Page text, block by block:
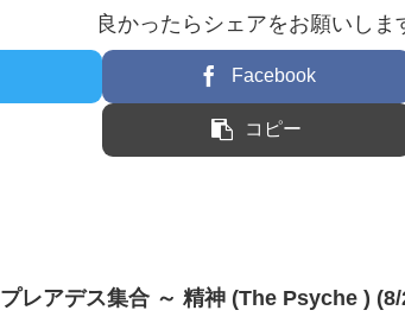
良かったらシェアをお願いしま
Facebook
コピー
プレアデス集合 ～ 精神 (The Psyche )